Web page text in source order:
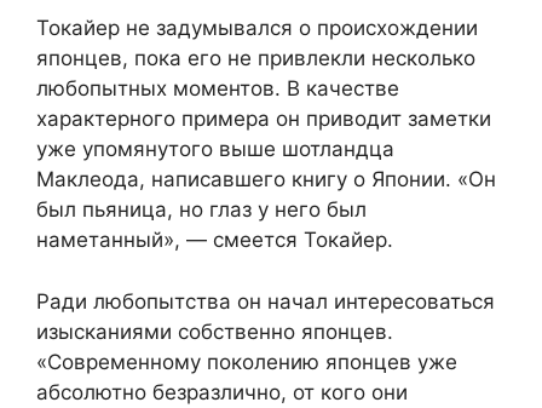
Токайер не задумывался о происхождении
японцев, пока его не привлекли несколько
любопытных моментов. В качестве
характерного примера он приводит заметки
уже упомянутого выше шотландца
Маклеода, написавшего книгу о Японии. «Он
был пьяница, но глаз у него был
наметанный», — смеется Токайер.
Ради любопытства он начал интересоваться
изысканиями собственно японцев.
«Современному поколению японцев уже
абсолютно безразлично, от кого они